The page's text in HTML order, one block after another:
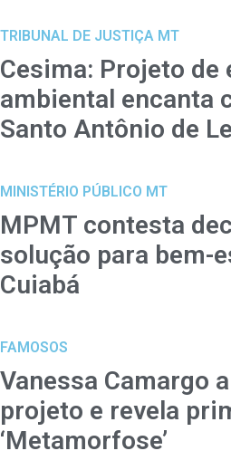
TRIBUNAL DE JUSTIÇA MT
Cesima: Projeto de
ambiental encanta
Santo Antônio de
MINISTÉRIO PÚBLICO MT
MPMT contesta
solução para bem-
Cuiabá
FAMOSOS
Vanessa Camargo
projeto e revela
‘Metamorfose’